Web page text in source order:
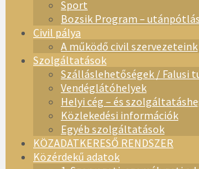
Sport
Bozsik Program – utánpótlás
Civil pálya
A működő civil szervezeteink
Szolgáltatások
Szálláslehetőségek / Falusi
Vendéglátóhelyek
Helyi cég – és
Közlekedési információk
Egyéb szolgáltatások
KÖZADATKERESŐ RENDSZER
Közérdekű adatok